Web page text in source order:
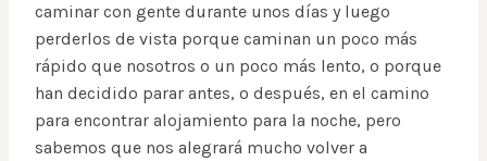
caminar con gente durante unos días y luego
perderlos de vista porque caminan un poco más
rápido que nosotros o un poco más lento, o porque
han decidido parar antes, o después, en el camino
para encontrar alojamiento para la noche, pero
sabemos que nos alegrará mucho volver a